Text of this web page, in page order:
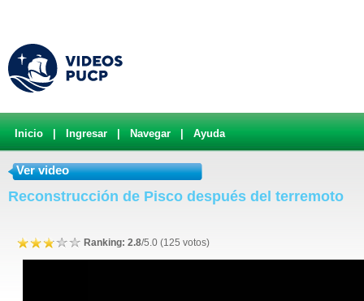
Inicio Ingresar Navegar Ayuda
Ver video
Reconstrucción de Pisco después del terremoto
Ranking: 2.8/5.0 (125 votos)